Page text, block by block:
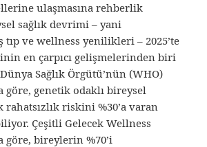
ulaşmasına rehberlik
sağlık devrimi – yani
ve wellness yenilikleri – 2025’te
en çarpıcı gelişmelerinden biri
Sağlık Örgütü’nün (WHO)
göre, genetik odaklı bireysel
riskini %30’a varan
Çeşitli Gelecek Wellness
göre, bireylerin %70’i